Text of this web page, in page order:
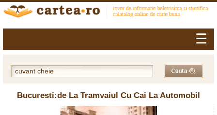
☰
Bucuresti:de La Tramvaiul Cu Cai La Automobil